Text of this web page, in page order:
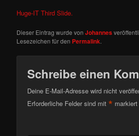
Huge-IT Third Slide.
Dieser Eintrag wurde vonJohannes
Lesezeichen für den Permalink.
Schreibe einen
Deine E-Mail-Adresse wird nicht
Erforderliche Felder sind mit* markiert